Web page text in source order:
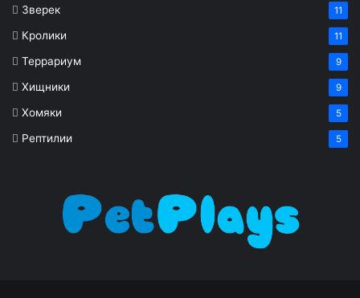
Зверек 11
Кролики 11
Террариум 9
Хищники 9
Хомяки 5
Рептилии 5